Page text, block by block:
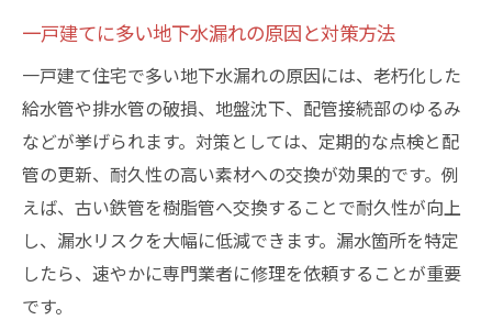
一戸建てに多い地下水漏れの原因と対策方法
一戸建て住宅で多い地下水漏れの原因には、老朽化した
給水管や排水管の破損、地盤沈下、配管接続部のゆるみ
などが挙げられます。対策としては、定期的な点検と配
管の更新、耐久性の高い素材への交換が効果的です。例
えば、古い鉄管を樹脂管へ交換することで耐久性が向上
し、漏水リスクを大幅に低減できます。漏水箇所を特定
したら、速やかに専門業者に修理を依頼することが重要
です。